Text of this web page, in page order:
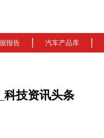
报告 汽车产品库
科技资讯头条